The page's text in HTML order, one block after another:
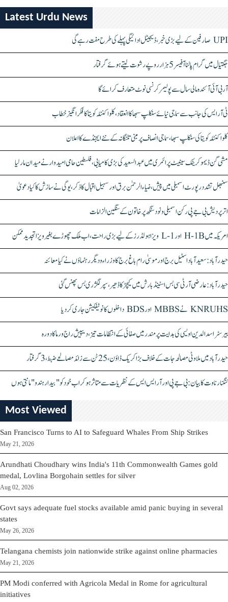
Latest Urdu News
UPI صارفین کے لیے بڑی خبر، ڈیجیٹل ادائیگی پہلے کی طرح مفت رہے گی
جگتیال میں گرام پالنا آفیسر 5 ہزار روپے رشوت لیتے ہوئے گرفتار
آر بی آئی آئندہ مالی سال سے پولیمر کرنسی نوٹ متعارف کرائے گا
ٹی آر ایس کی جانب سے سماجی نیائے سنکلپ سبھا کا انعقاد، کلواکنٹلہ کویتا کا فکر انگیز خطاب
کلواکنٹلہ کویتا کی سنکلپ سبھا، سماجی انصاف پر مبنی تلنگانہ کے نئے ایجنڈے کا اعلان
مشی گن ڈیموکریٹک سینیٹ پرائمری میں عبدالسعید کی بڑی کامیابی، فلسطین حامی امیدوار نے میدان مار لیا
سنبھل تشدد رپورٹ اسمبلی میں پیش، ضیاء الرحمٰن برق اور سہیل اقبال کا ذکر، یوگی نے سازش کا کیا دعویٰ
اتر پردیش بی جے پی رکن اسمبلی ونود سنگھ پر خاتون کے سنگین الزامات
امریکہ میں H-1B اور L-1 ویزا ہولڈرز کے لیے بڑی راحت، اب ملک چھوڑے بغیر ویزا تجدید ممکن
حیدرآباد: سعیدآباد اسٹیل برج اور موسیٰ رام باغ برج کا وزراء و دیگر رہنماؤں نے کیا معائنہ
حیدرآباد: عارضی آر ٹی سی بس اسٹینڈ بارش میں کیچڑ کا ڈھیر، سپر لگژری بس پھنس گئی
KNRUHS نے MBBS اور BDS داخلوں کا نوٹیفکیشن جاری کر دیا
بیرسٹر اسدالدین اویسی کی ہدایت پر مندر میں صفائی کے انتظامات تیز، دیپیش راج ورما کا دورہ
حیدرآباد میں ملاوٹی مصالحہ جات کے خلاف بڑا کریک ڈاؤن، 25 ٹن سے زائد مصالحے ضبط، 3 گرفتار
کنگنا رناوت کا بیان: بی جے پی اور آر ایس ایس کے نظریات سے متاثر ہو کر اب خود کو "بیدار ہندو" مانتی ہوں
Most Viewed
San Francisco Turns to AI to Safeguard Whales From Ship Strikes
May 21, 2026
Arundhati Choudhary wins India's 11th Commonwealth Games gold
medal, Lovlina Borgohain settles for silver
Aug 02, 2026
Govt says adequate fuel stocks available amid panic buying in several
states
May 26, 2026
Telangana chemists join nationwide strike against online pharmacies
May 21, 2026
PM Modi conferred with Agricola Medal in Rome for agricultural
initiatives